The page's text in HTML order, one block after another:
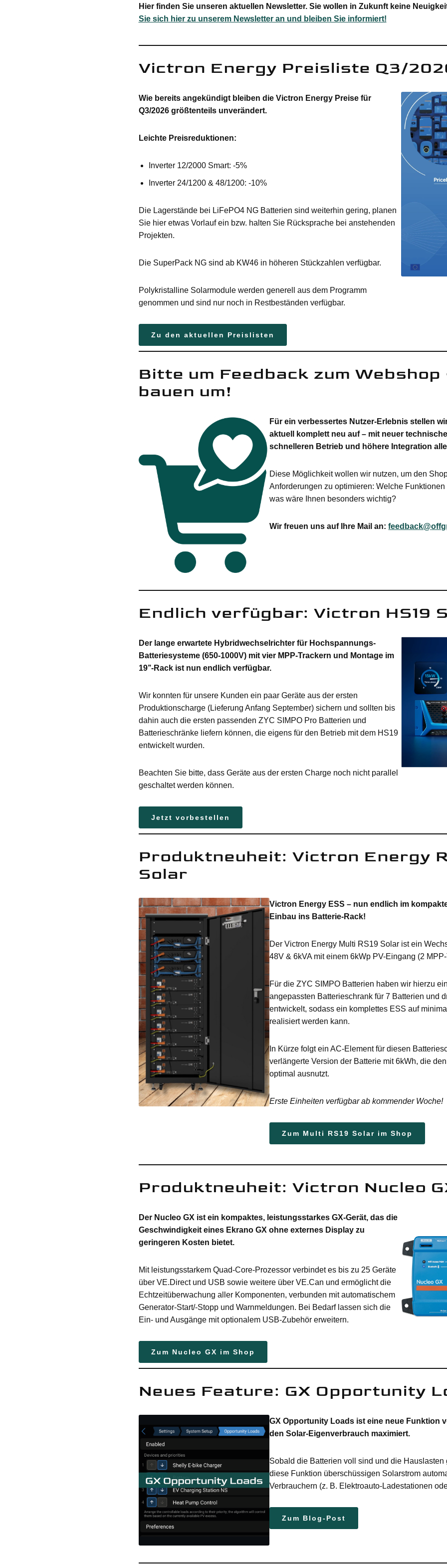
Hier finden Sie unseren aktuellen Newsletter. Sie wollen in Zukunft keine
Sie sich hier zu unserem Newsletter an und bleiben Sie informiert!
Victron Energy Preisliste Q3/
Wie bereits angekündigt bleiben die Victron Energy Preise für
Q3/2026 größtenteils unverändert.
Leichte Preisreduktionen:
Inverter 12/2000 Smart: -5%
Inverter 24/1200 & 48/1200: -10%
Die Lagerstände bei LiFePO4 NG Batterien sind weiterhin gering, planen
Sie hier etwas Vorlauf ein bzw. halten Sie Rücksprache bei anstehenden
Projekten.
Die SuperPack NG sind ab KW46 in höheren Stückzahlen verfügbar.
Polykristalline Solarmodule werden generell aus dem Programm
genommen und sind nur noch in Restbeständen verfügbar.
Zu den aktuellen Preislisten
Bitte um Feedback zum
bauen um!
Für ein verbessertes Nutzer-Erlebnis stellen
aktuell komplett neu auf – mit neuer
schnelleren Betrieb und höhere Integration
Diese Möglichkeit wollen wir nutzen, um den
Anforderungen zu optimieren: Welche
was wäre Ihnen besonders wichtig?
Wir freuen uns auf Ihre Mail an:feedback@
Endlich verfügbar: Victron HS19
Der lange erwartete Hybridwechselrichter für Hochspannungs-
Batteriesysteme (650-1000V) mit vier MPP-Trackern und Montage im
19’’-Rack ist nun endlich verfügbar.
Wir konnten für unsere Kunden ein paar Geräte aus der ersten
Produktionscharge (Lieferung Anfang September) sichern und sollten bis
dahin auch die ersten passenden ZYC SIMPO Pro Batterien und
Batterieschränke liefern können, die eigens für den Betrieb mit dem HS19
entwickelt wurden.
Beachten Sie bitte, dass Geräte aus der ersten Charge noch nicht parallel
geschaltet werden können.
Jetzt vorbestellen
Produktneuheit: Victron Energy
Solar
Victron Energy ESS – nun endlich im
Einbau ins Batterie-Rack!
Der Victron Energy Multi RS19 Solar ist ein
48V & 6kVA mit einem 6kWp PV-Eingang (2
Für die ZYC SIMPO Batterien haben wir hierzu
angepassten Batterieschrank für 7 Batterien und
entwickelt, sodass ein komplettes ESS auf
realisiert werden kann.
In Kürze folgt ein AC-Element für diesen
verlängerte Version der Batterie mit 6kWh, die
optimal ausnutzt.
Erste Einheiten verfügbar ab kommender Woche!
Zum Multi RS19 Solar im Shop
Produktneuheit: Victron Nucleo
Der Nucleo GX ist ein kompaktes, leistungsstarkes GX-Gerät, das die
Geschwindigkeit eines Ekrano GX ohne externes Display zu
geringeren Kosten bietet.
Mit leistungsstarkem Quad-Core-Prozessor verbindet es bis zu 25 Geräte
über VE.Direct und USB sowie weitere über VE.Can und ermöglicht die
Echtzeitüberwachung aller Komponenten, verbunden mit automatischem
Generator-Start/-Stopp und Warnmeldungen. Bei Bedarf lassen sich die
Ein- und Ausgänge mit optionalem USB-Zubehör erweitern.
Zum Nucleo GX im Shop
Neues Feature: GX Opportunity
GX Opportunity Loads ist eine neue Funktion
den Solar-Eigenverbrauch maximiert.
Sobald die Batterien voll sind und die Hauslasten
diese Funktion überschüssigen Solarstrom
Verbrauchern (z. B. Elektroauto-Ladestationen
Zum Blog-Post